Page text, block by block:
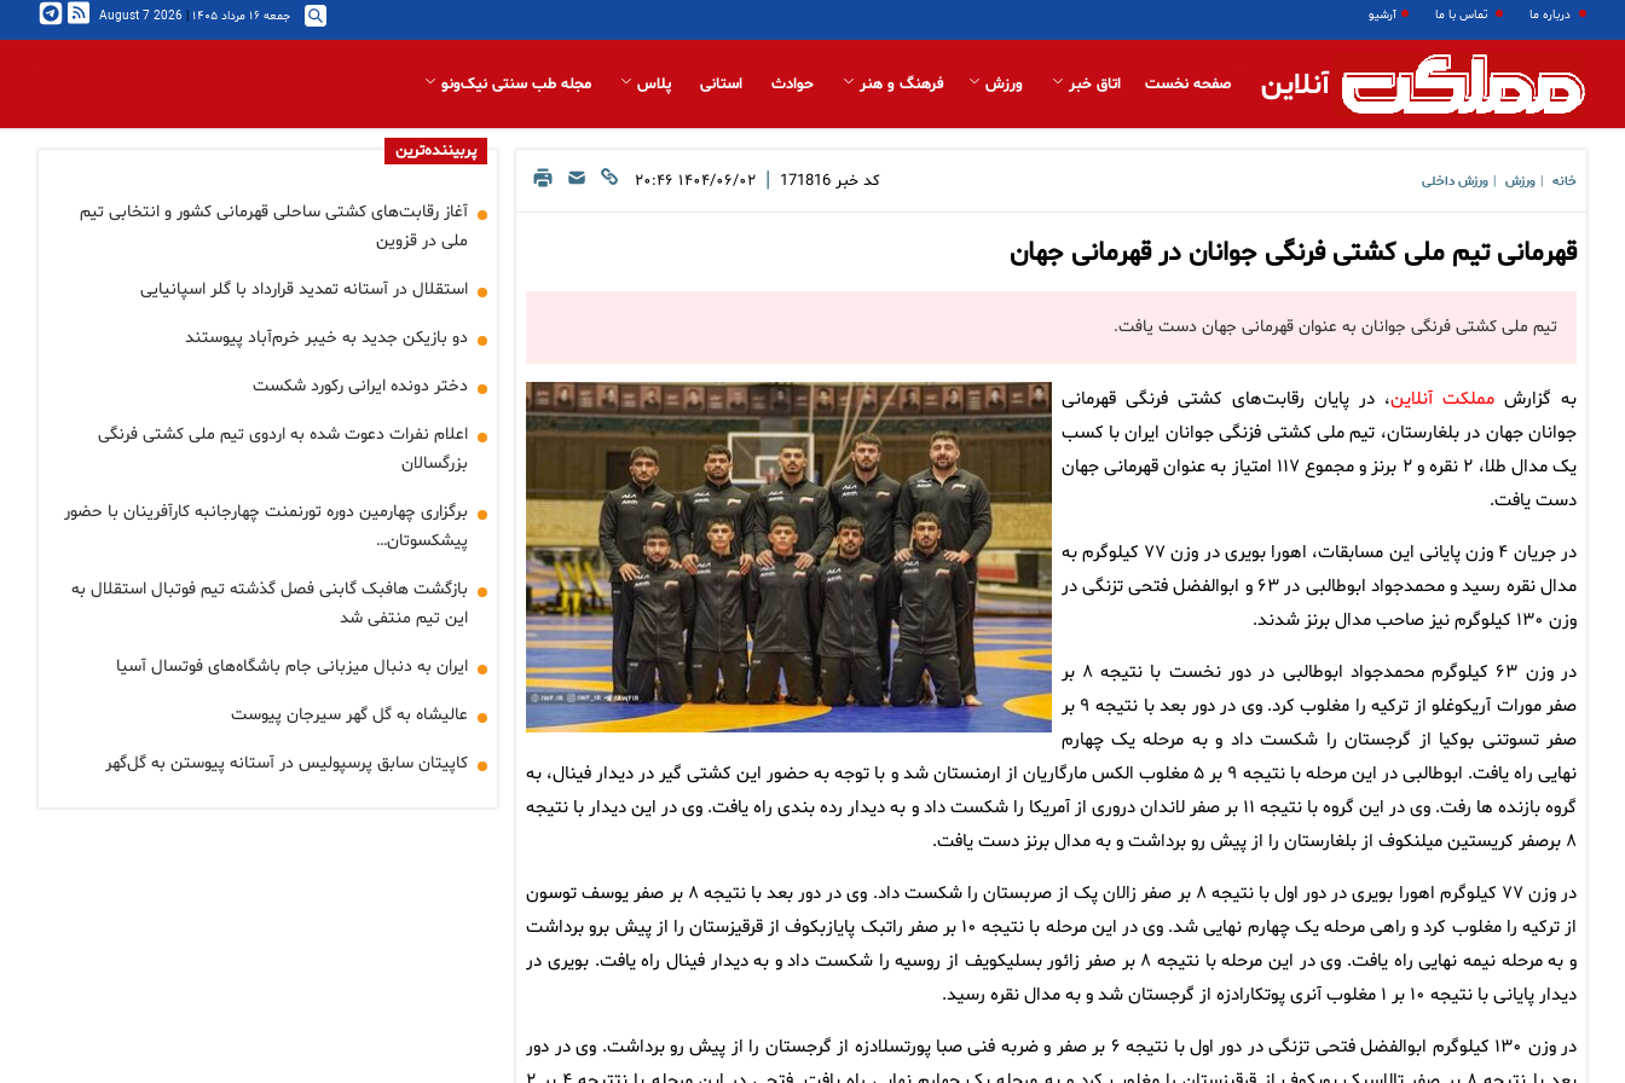
درباره ما تماس با ما آرشیو جمعه ۱۶ مرداد ۱۴۰۵ |
2026 August 7
آنلاین صفحه نخست اتاق خبر ورزش فرهنگ و هنر حوادث استانی پلاس مجله طب سنتی نیک‌ونو
خانه ورزش ورزش داخلی کد خبر 171816
| ۱۴۰۴/۰۶/۰۲ ۲۰:۴۶
قهرمانی تیم ملی کشتی فرنگی جوانان در قهرمانی جهان
تیم ملی کشتی فرنگی جوانان به عنوان قهرمانی جهان دست یافت.
به گزارشمملکت آنلاین، در پایان رقابت‌های کشتی فرنگی قهرمانی
جوانان جهان در بلغارستان، تیم ملی کشتی فزنگی جوانان ایران با کسب
یک مدال طلا، ۲ نقره و ۲ برنز و مجموع ۱۱۷ امتیاز به عنوان قهرمانی جهان
دست یافت.
در جریان ۴ وزن پایانی این مسابقات، اهورا بویری در وزن ۷۷ کیلوگرم به
مدال نقره رسید و محمدجواد ابوطالبی در ۶۳ و ابوالفضل فتحی تزنگی در
وزن ۱۳۰ کیلوگرم نیز صاحب مدال برنز شدند.
در وزن ۶۳ کیلوگرم محمدجواد ابوطالبی در دور نخست با نتیجه ۸ بر
صفر مورات آریکوغلو از ترکیه را مغلوب کرد. وی در دور بعد با نتیجه ۹ بر
صفر تسوتنی بوکیا از گرجستان را شکست داد و به مرحله یک چهارم
نهایی راه یافت. ابوطالبی در این مرحله با نتیجه ۹ بر ۵ مغلوب الکس مارگاریان از ارمنستان شد و با توجه به حضور این کشتی گیر در دیدار فینال، به
گروه بازنده ها رفت. وی در این گروه با نتیجه ۱۱ بر صفر لاندان دروری از آمریکا را شکست داد و به دیدار رده بندی راه یافت. وی در این دیدار با نتیجه
۸ برصفر کریستین میلنکوف از بلغارستان را از پیش رو برداشت و به مدال برنز دست یافت.
در وزن ۷۷ کیلوگرم اهورا بویری در دور اول با نتیجه ۸ بر صفر زالان پک از صربستان را شکست داد. وی در دور بعد با نتیجه ۸ بر صفر یوسف توسون
از ترکیه را مغلوب کرد و راهی مرحله یک چهارم نهایی شد. وی در این مرحله با نتیجه ۱۰ بر صفر راتبک پایازبکوف از قرقیزستان را از پیش برو برداشت
و به مرحله نیمه نهایی راه یافت. وی در این مرحله با نتیجه ۸ بر صفر زائور بسلیکویف از روسیه را شکست داد و به دیدار فینال راه یافت. بویری در
دیدار پایانی با نتیجه ۱۰ بر ۱ مغلوب آنری پوتکارادزه از گرجستان شد و به مدال نقره رسید.
در وزن ۱۳۰ کیلوگرم ابوالفضل فتحی تزنگی در دور اول با نتیجه ۶ بر صفر و ضربه فنی صبا پورتسلادزه از گرجستان را از پیش رو برداشت. وی در دور
پربیننده‌ترین
آغاز رقابت‌های کشتی ساحلی قهرمانی کشور و انتخابی تیم
ملی در قزوین
استقلال در آستانه تمدید قرارداد با گلر اسپانیایی
دو بازیکن جدید به خیبر خرم‌آباد پیوستند
دختر دونده ایرانی رکورد شکست
اعلام نفرات دعوت شده به اردوی تیم ملی کشتی فرنگی
بزرگسالان
برگزاری چهارمین دوره تورنمنت چهارجانبه کارآفرینان با حضور
پیشکسوتان…
بازگشت هافبک گابنی فصل گذشته تیم فوتبال استقلال به
این تیم منتفی شد
ایران به دنبال میزبانی جام باشگاه‌های فوتسال آسیا
عالیشاه به گل گهر سیرجان پیوست
کاپیتان سابق پرسپولیس در آستانه پیوستن به گل‌گهر